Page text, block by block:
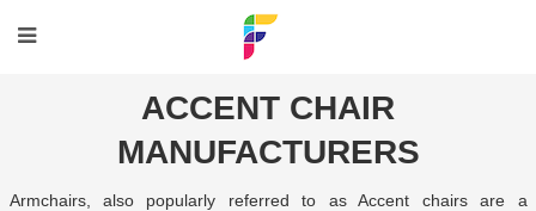
ACCENT CHAIR
MANUFACTURERS
Armchairs, also popularly referred to as Accent chairs are a